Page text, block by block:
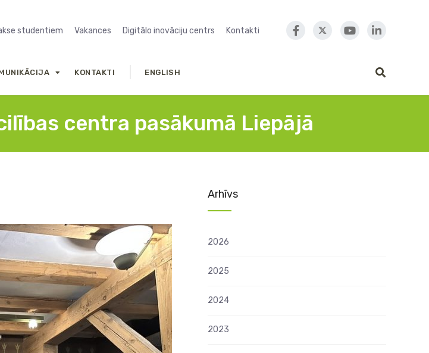
studentiem Vakances Digitālo inovāciju centrs Kontakti
KONTAKTI ENGLISH
centra pasākumā Liepājā
Arhīvs
2026
2025
2024
2023